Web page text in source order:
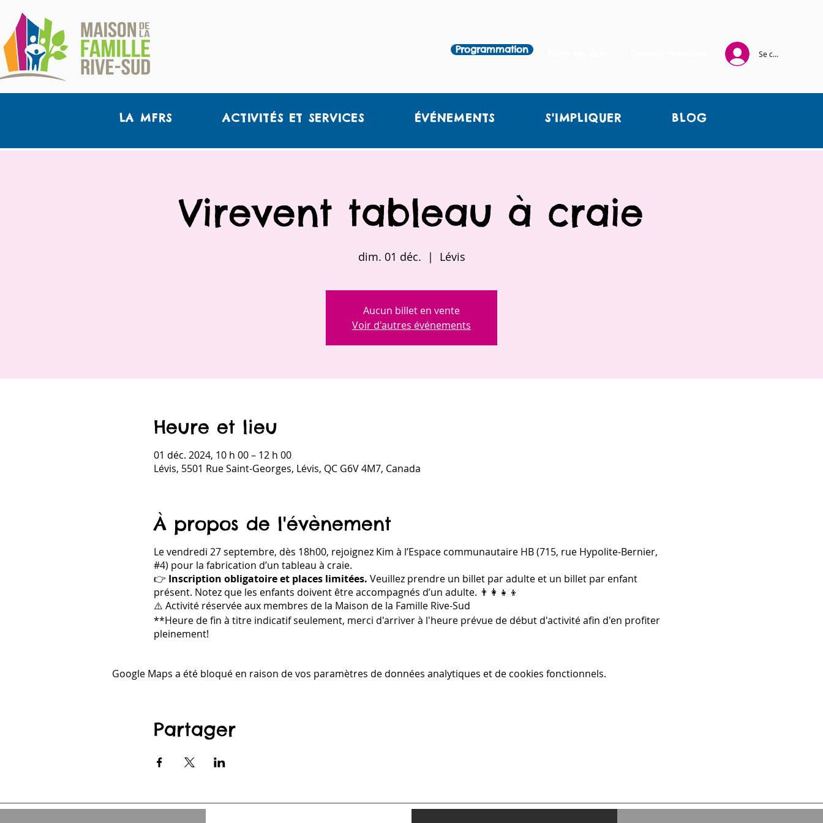
Programmation Se connecter
LA MFRS ACTIVITÉS ET SERVICES ÉVÉNEMENTS S'IMPLIQUER BLOG
Virevent tableau à craie
dim. 01 déc.
  |
Lévis
Aucun billet en vente
Voir d'autres événements
Heure et lieu
01 déc. 2024, 10 h 00 – 12 h 00
Lévis, 5501 Rue Saint-Georges, Lévis, QC G6V 4M7, Canada
À propos de l'évènement
Le vendredi 27 septembre, dès 18h00, rejoignez Kim à l’Espace communautaire HB (715, rue Hypolite-Bernier,
#4) pour la fabrication d’un tableau à craie.
👉 Inscription obligatoire et places limitées. Veuillez prendre un billet par adulte et un billet par enfant
présent. Notez que les enfants doivent être accompagnés d’un adulte. 👨‍👩‍👧‍👦
⚠️ Activité réservée aux membres de la Maison de la Famille Rive-Sud
**Heure de fin à titre indicatif seulement, merci d'arriver à l'heure prévue de début d'activité afin d'en profiter
pleinement!
Google Maps a été bloqué en raison de vos paramètres de données analytiques et de cookies fonctionnels.
Partager